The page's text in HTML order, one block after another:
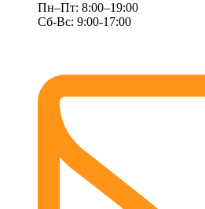
Пн–Пт: 8:00–19:00
Сб-Вс: 9:00-17:00